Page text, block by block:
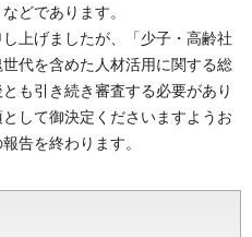
どであります。
上げましたが、「少子・高齢社
代を含めた人材活用に関する総
も引き続き審査する必要があり
して御決定くださいますようお
告を終わります。